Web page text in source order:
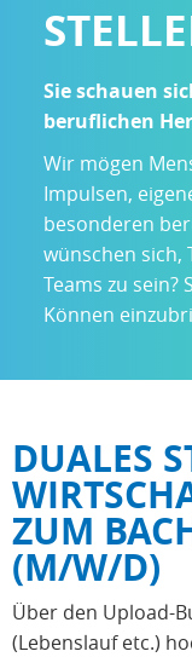
Sie schauen
beruflichen
Wir mögen
Impulsen,
besonderen
wünschen sich,
Teams zu sein?
Können
DUALES
ZUM
(M/W/D)
Über den Upload-
(Lebenslauf etc.)